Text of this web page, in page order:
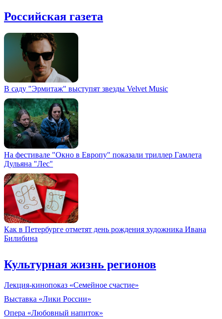
Российская газета
В саду "Эрмитаж" выступят звезды Velvet Music
На фестивале "Окно в Европу" показали триллер Гамлета
Дульяна "Лес"
Как в Петербурге отметят день рождения художника Ивана
Билибина
Культурная жизнь регионов
Лекция-кинопоказ «Семейное счастие»
Выставка «Лики России»
Опера «Любовный напиток»